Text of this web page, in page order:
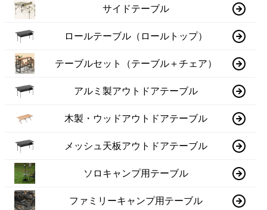
サイドテーブル
ロールテーブル（ロールトップ）
テーブルセット（テーブル＋チェア）
アルミ製アウトドアテーブル
木製・ウッドアウトドアテーブル
メッシュ天板アウトドアテーブル
ソロキャンプ用テーブル
ファミリーキャンプ用テーブル